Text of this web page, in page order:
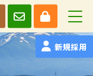
新規採用